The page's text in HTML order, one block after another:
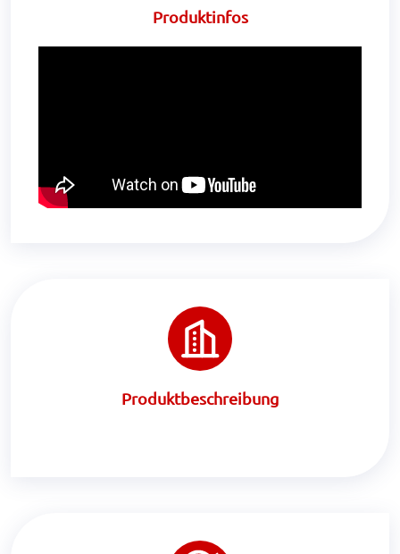
Produktinfos
Produktbeschreibung